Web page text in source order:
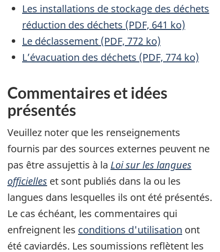
Les installations de stockage des déchets
réduction des déchets (PDF, 641 ko)
Le déclassement (PDF, 772 ko)
L’évacuation des déchets (PDF, 774 ko)
Commentaires et idées
présentés
Veuillez noter que les renseignements
fournis par des sources externes peuvent ne
pas être assujettis à la Loi sur les langues
officielles et sont publiés dans la ou les
langues dans lesquelles ils ont été présentés.
Le cas échéant, les commentaires qui
enfreignent les conditions d'utilisation ont
été caviardés. Les soumissions reflètent les